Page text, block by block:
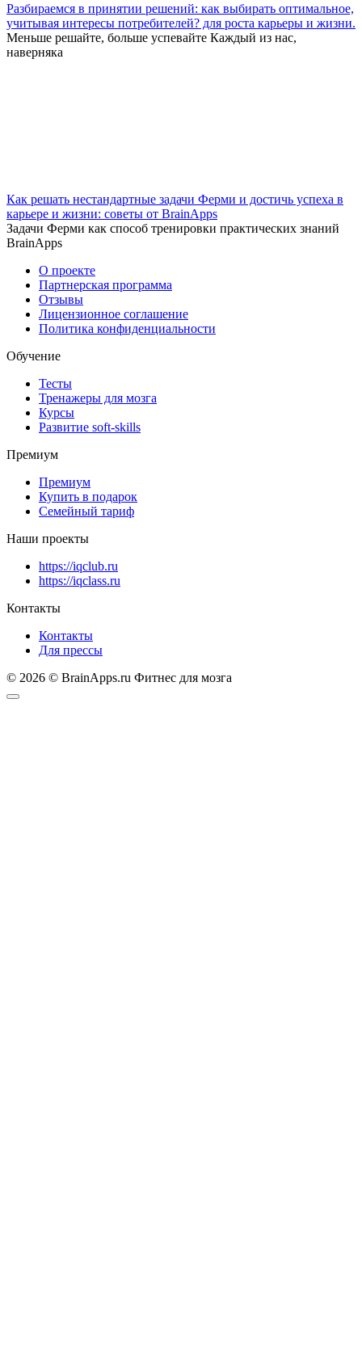
Разбираемся в принятии решений: как выбирать оптимальное,
учитывая интересы потребителей? для роста карьеры и жизни.
Меньше решайте, больше успевайте Каждый из нас,
наверняка
Как решать нестандартные задачи Ферми и достичь успеха в
карьере и жизни: советы от BrainApps
Задачи Ферми как способ тренировки практических знаний
BrainApps
О проекте
Партнерская программа
Отзывы
Лицензионное соглашение
Политика конфиденциальности
Обучение
Тесты
Тренажеры для мозга
Курсы
Развитие soft-skills
Премиум
Премиум
Купить в подарок
Семейный тариф
Наши проекты
https://iqclub.ru
https://iqclass.ru
Контакты
Контакты
Для прессы
© 2026 © BrainApps.ru Фитнес для мозга